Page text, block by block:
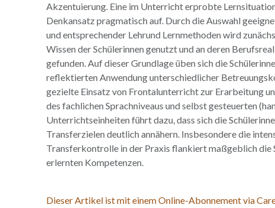
Akzentuierung. Eine im Unterricht erprobte
Denkansatz pragmatisch auf. Durch die Auswahl
und entsprechender Lehrund Lernmethoden wird
Wissen der Schülerinnen genutzt und an deren
gefunden. Auf dieser Grundlage üben sich die
reflektierten Anwendung unterschiedlicher
gezielte Einsatz von Frontalunterricht zur Erarbeitung
des fachlichen Sprachniveaus und selbst gesteuerten
Unterrichtseinheiten führt dazu, dass sich die
Transferzielen deutlich annähern. Insbesondere die
Transferkontrolle in der Praxis flankiert maßgeblich die
erlernten Kompetenzen.
Dieser Artikel ist mit einem Online-Abonnement via